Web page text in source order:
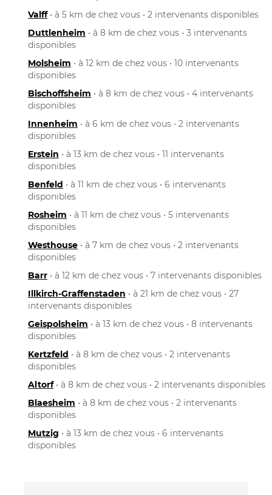
Valff• à 5 km de chez vous • 2 intervenants disponibles
Duttlenheim • à 8 km de chez vous • 3 intervenants
disponibles
Molsheim • à 12 km de chez vous • 10 intervenants
disponibles
Bischoffsheim • à 8 km de chez vous • 4 intervenants
disponibles
Innenheim • à 6 km de chez vous • 2 intervenants
disponibles
Erstein • à 13 km de chez vous • 11 intervenants
disponibles
Benfeld • à 11 km de chez vous • 6 intervenants
disponibles
Rosheim • à 11 km de chez vous • 5 intervenants
disponibles
Westhouse • à 7 km de chez vous • 2 intervenants
disponibles
Barr • à 12 km de chez vous • 7 intervenants disponibles
Illkirch-Graffenstaden • à 21 km de chez vous • 27
intervenants disponibles
Geispolsheim • à 13 km de chez vous • 8 intervenants
disponibles
Kertzfeld • à 8 km de chez vous • 2 intervenants
disponibles
Altorf• à 8 km de chez vous • 2 intervenants disponibles
Blaesheim • à 8 km de chez vous • 2 intervenants
disponibles
Mutzig • à 13 km de chez vous • 6 intervenants
disponibles